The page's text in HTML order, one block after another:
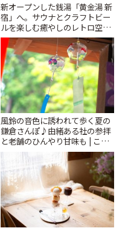
新オープンした銭湯「黄金湯 新
宿」へ。サウナとクラフトビー
ルを楽しむ癒やしのレトロ空間
| ことりっぷ
風鈴の音色に誘われて歩く夏の
鎌倉さんぽ♪由緒ある社の参拝
と老舗のひんやり甘味も | こと
りっぷ